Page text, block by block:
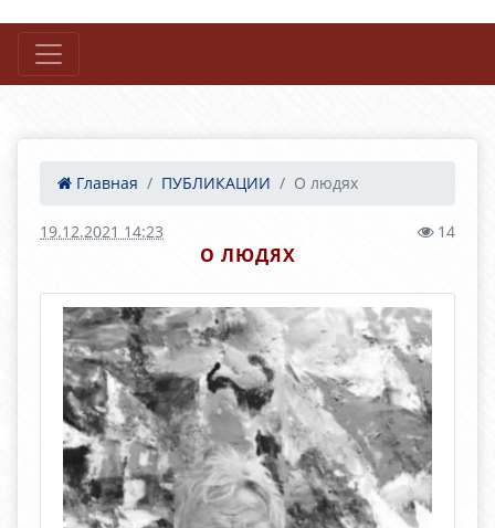
Главная ПУБЛИКАЦИИ О людях
19.12.2021 14:23 14
О ЛЮДЯХ